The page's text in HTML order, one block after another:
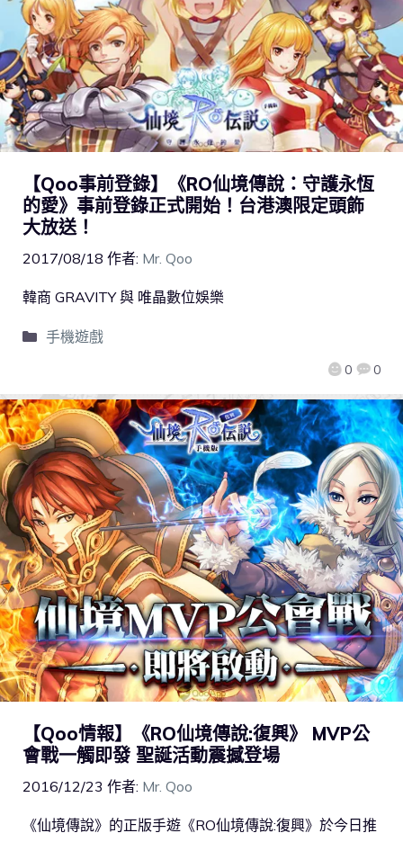
【Qoo事前登錄】《RO仙境傳說：守護永恆
的愛》事前登錄正式開始！台港澳限定頭飾
大放送！
2017/08/18 作者: Mr. Qoo
0 0
韓商 GRAVITY 與 唯晶數位娛樂
手機遊戲
【Qoo情報】《RO仙境傳說:復興》 MVP公
會戰一觸即發 聖誕活動震撼登場
2016/12/23 作者: Mr. Qoo
《仙境傳說》的正版手遊《RO仙境傳說:復興》於今日推